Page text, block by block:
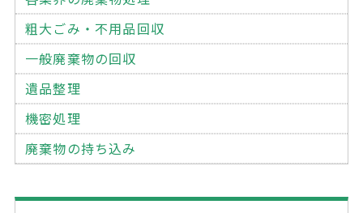
粗大ごみ・不用品回収
一般廃棄物の回収
遺品整理
機密処理
廃棄物の持ち込み